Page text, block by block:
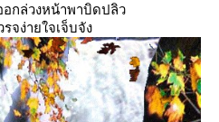
กล่วงหน้าพาบิดปลิว
จง่ายใจเจ็บจัง